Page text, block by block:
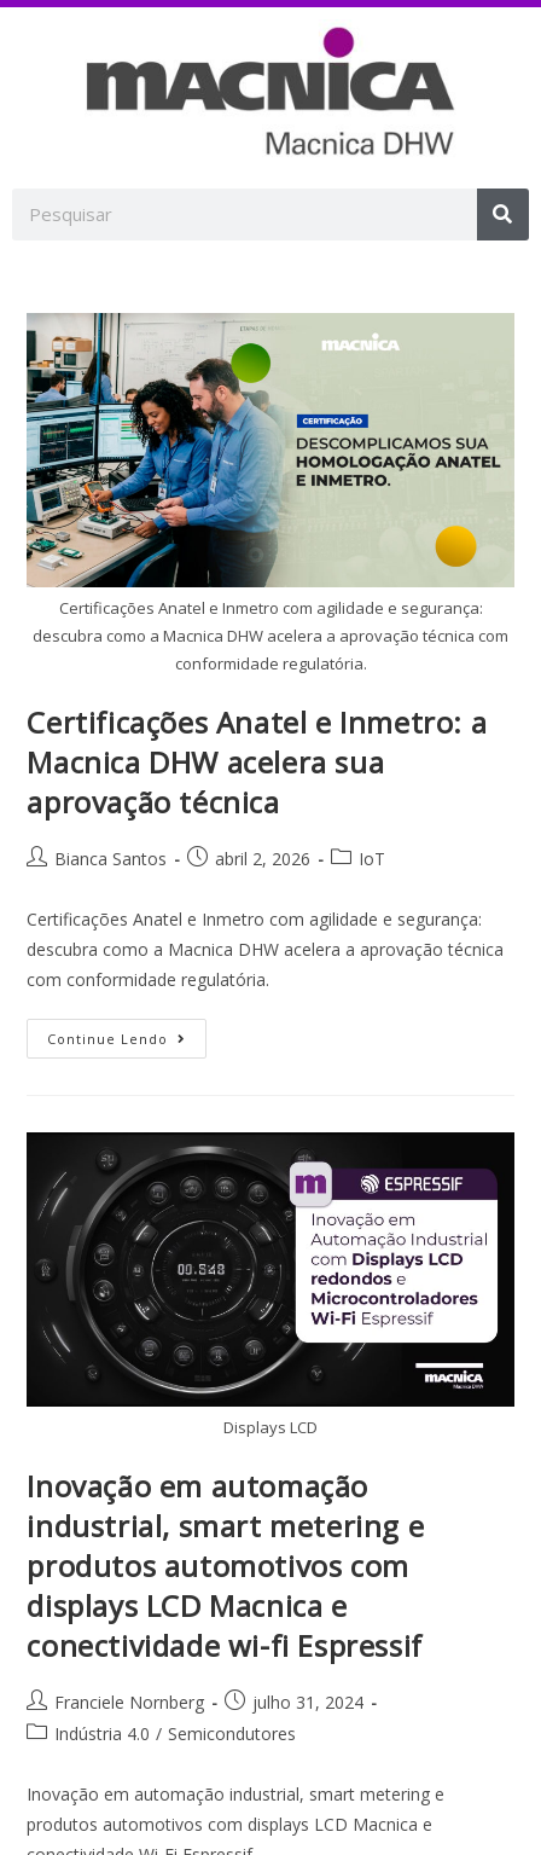
Certificações Anatel e Inmetro com agilidade e segurança:
descubra como a Macnica DHW acelera a aprovação técnica com
conformidade regulatória.
Certificações Anatel e Inmetro: a
Macnica DHW acelera sua
aprovação técnica
Bianca Santos abril 2, 2026 IoT
Certificações Anatel e Inmetro com agilidade e segurança:
descubra como a Macnica DHW acelera a aprovação técnica
com conformidade regulatória.
Continue Lendo
Displays LCD
Inovação em automação
industrial, smart metering e
produtos automotivos com
displays LCD Macnica e
conectividade wi-fi Espressif
Franciele Nornberg
julho 31, 2024
Indústria 4.0 / Semicondutores
Inovação em automação industrial, smart metering e
produtos automotivos com displays LCD Macnica e